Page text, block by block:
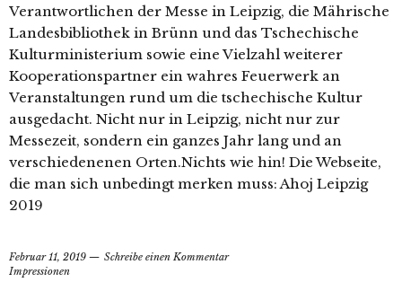
Verantwortlichen der Messe in Leipzig, die Mährische
Landesbibliothek in Brünn und das Tschechische
Kulturministerium sowie eine Vielzahl weiterer
Kooperationspartner ein wahres Feuerwerk an
Veranstaltungen rund um die tschechische Kultur
ausgedacht. Nicht nur in Leipzig, nicht nur zur
Messezeit, sondern ein ganzes Jahr lang und an
verschiedenenen Orten.Nichts wie hin! Die Webseite,
die man sich unbedingt merken muss: Ahoj Leipzig
2019
Februar 11, 2019
Schreibe einen Kommentar
Impressionen